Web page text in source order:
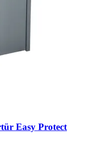
Easy Protect